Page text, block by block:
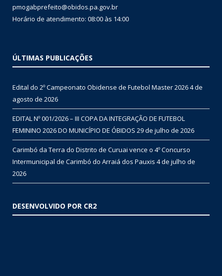
pmogabprefeito@obidos.pa.gov.br
Horário de atendimento: 08:00 às 14:00
ÚLTIMAS PUBLICAÇÕES
Edital do 2º Campeonato Obidense de Futebol Master 20264 de
agosto de 2026
EDITAL Nº 001/2026 – III COPA DA INTEGRAÇÃO DE FUTEBOL
FEMININO 2026 DO MUNICÍPIO DE ÓBIDOS 29 de julho de 2026
Carimbó da Terra do Distrito de Curuai vence o 4º Concurso
Intermunicipal de Carimbó do Arraiá dos Pauxis 4 de julho de
2026
DESENVOLVIDO POR CR2